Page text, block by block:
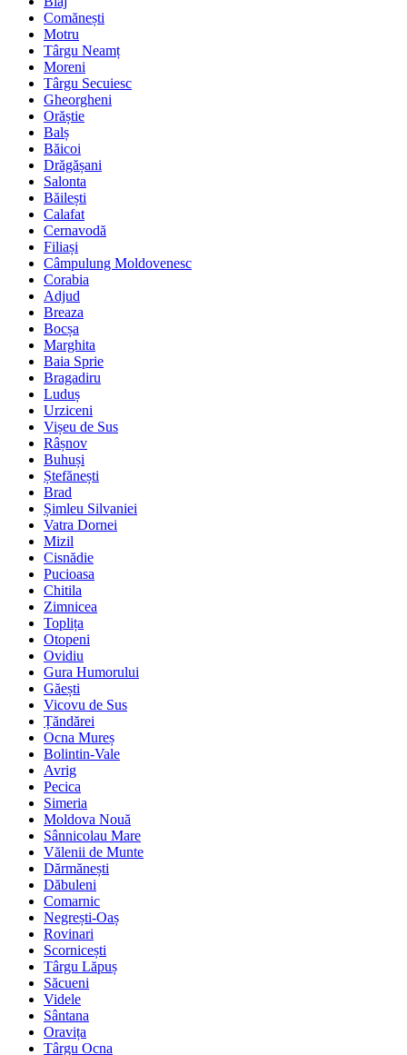
Comănești
Motru
Târgu Neamț
Moreni
Târgu Secuiesc
Gheorgheni
Orăștie
Balș
Băicoi
Drăgășani
Salonta
Băilești
Calafat
Cernavodă
Filiași
Câmpulung Moldovenesc
Corabia
Adjud
Breaza
Bocșa
Marghita
Baia Sprie
Bragadiru
Luduș
Urziceni
Vișeu de Sus
Râșnov
Buhuși
Ștefănești
Brad
Șimleu Silvaniei
Vatra Dornei
Mizil
Cisnădie
Pucioasa
Chitila
Zimnicea
Toplița
Otopeni
Ovidiu
Gura Humorului
Găești
Vicovu de Sus
Țăndărei
Ocna Mureș
Bolintin-Vale
Avrig
Pecica
Simeria
Moldova Nouă
Sânnicolau Mare
Vălenii de Munte
Dărmănești
Dăbuleni
Comarnic
Negrești-Oaș
Rovinari
Scornicești
Târgu Lăpuș
Săcueni
Videle
Sântana
Oravița
Târgu Ocna